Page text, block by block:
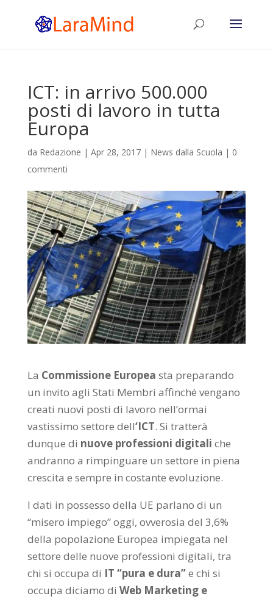
ICT: in arrivo 500.000
posti di lavoro in tutta
Europa
da Redazione | Apr 28, 2017| News dalla Scuola | 0
commenti
La Commissione Europea sta preparando
un invito agli Stati Membri affinché vengano
creati nuovi posti di lavoro nell’ormai
vastissimo settore dell‘ICT. Si tratterà
dunque di nuove professioni digitali che
andranno a rimpinguare un settore in piena
crescita e sempre in costante evoluzione.
I dati in possesso della UE parlano di un
“misero impiego” oggi, ovverosia del 3,6%
della popolazione Europea impiegata nel
settore delle nuove professioni digitali, tra
chi si occupa di IT “pura e dura”e chi si
occupa diciamo di Web Marketing e